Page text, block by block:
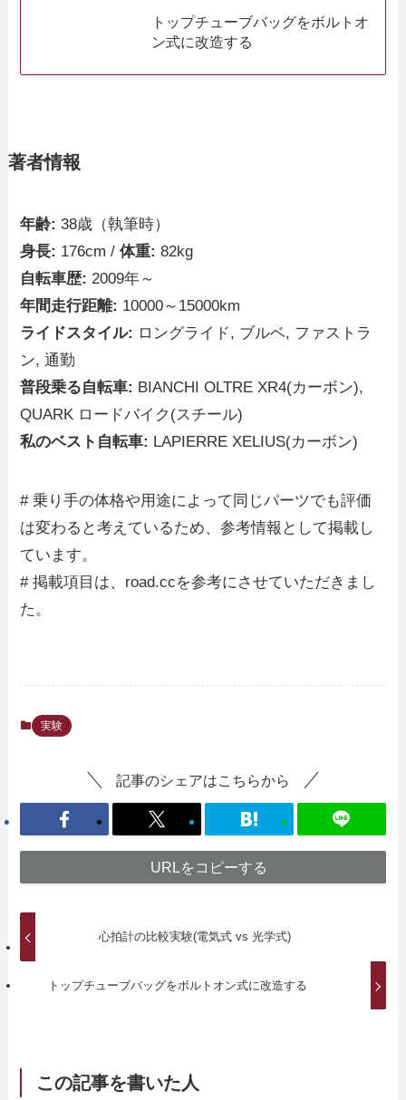
トップチューブバッグをボルトオ
ン式に改造する
著者情報
年齢: 38歳（執筆時）
身長: 176cm /体重: 82kg
自転車歴: 2009年～
年間走行距離: 10000～15000km
ライドスタイル: ロングライド, ブルベ, ファストラ
ン, 通勤
普段乗る自転車: BIANCHI OLTRE XR4(カーボン),
QUARK ロードバイク(スチール)
私のベスト自転車: LAPIERRE XELIUS(カーボン)
# 乗り手の体格や用途によって同じパーツでも評価
は変わると考えているため、参考情報として掲載し
ています。
# 掲載項目は、road.ccを参考にさせていただきまし
た。
実験
記事のシェアはこちらから
URLをコピーする
心拍計の比較実験(電気式 vs 光学式)
トップチューブバッグをボルトオン式に改造する
この記事を書いた人